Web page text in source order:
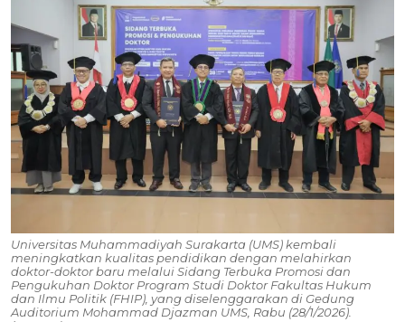
Universitas Muhammadiyah Surakarta (UMS) kembali
meningkatkan kualitas pendidikan dengan melahirkan
doktor-doktor baru melalui Sidang Terbuka Promosi dan
Pengukuhan Doktor Program Studi Doktor Fakultas Hukum
dan Ilmu Politik (FHIP), yang diselenggarakan di Gedung
Auditorium Mohammad Djazman UMS, Rabu (28/1/2026).